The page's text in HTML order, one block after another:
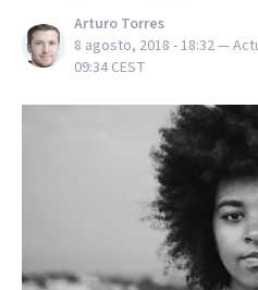
Arturo Torres
8 agosto, 2018 - 18:32—
09:34 CEST